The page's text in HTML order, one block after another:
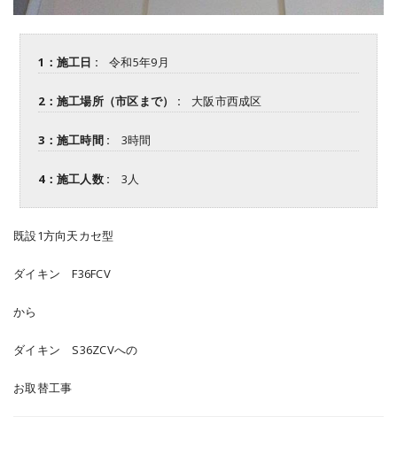
1：施工日 : 令和5年9月
2：施工場所（市区まで） : 大阪市西成区
3：施工時間 : 3時間
4：施工人数 : 3人
既設1方向天カセ型
ダイキン F36FCV
から
ダイキン S36ZCVへの
お取替工事